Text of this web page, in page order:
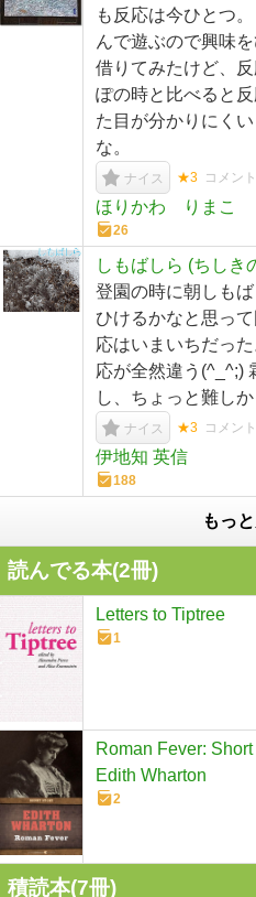
も反応は今ひとつ
んで遊ぶので興味
借りてみたけど、
ぽの時と比べると
た目が分かりにく
な。
ナイス ★3 コメン
ほりかわ りまこ
26
しもばしら (ちしき
登園の時に朝しも
ひけるかなと思っ
応はいまいちだっ
応が全然違う(^_^;)
し、ちょっと難しか
ナイス ★3 コメン
伊地知 英信
188
もっ
読んでる本(2冊)
Letters to Tiptree
1
Roman Fever:
Edith Wharton
2
積読本(7冊)